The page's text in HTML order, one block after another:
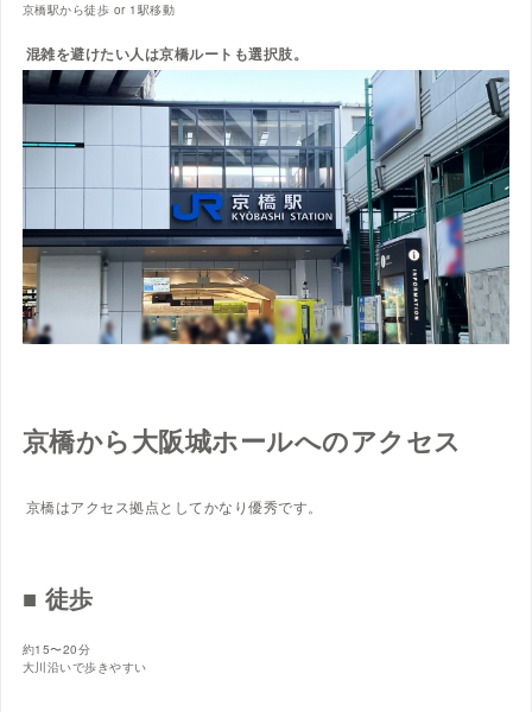
京橋駅から徒歩 or 1駅移動
混雑を避けたい人は京橋ルートも選択肢。
京橋から大阪城ホールへのアクセス
京橋はアクセス拠点としてかなり優秀です。
■ 徒歩
約15〜20分
大川沿いで歩きやすい